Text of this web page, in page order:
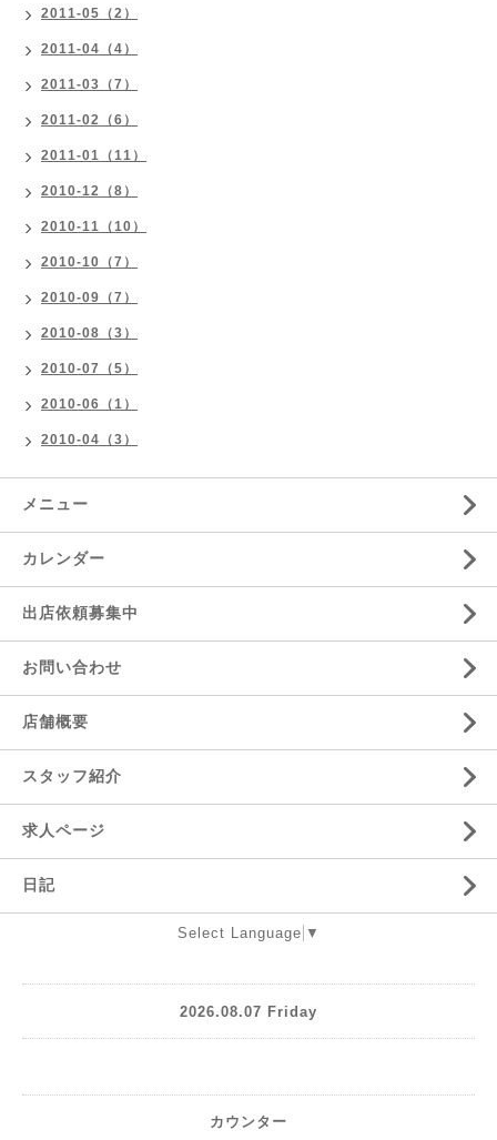
2011-05（2）
2011-04（4）
2011-03（7）
2011-02（6）
2011-01（11）
2010-12（8）
2010-11（10）
2010-10（7）
2010-09（7）
2010-08（3）
2010-07（5）
2010-06（1）
2010-04（3）
メニュー
カレンダー
出店依頼募集中
お問い合わせ
店舗概要
スタッフ紹介
求人ページ
日記
Select Language ▼
2026.08.07 Friday
カウンター